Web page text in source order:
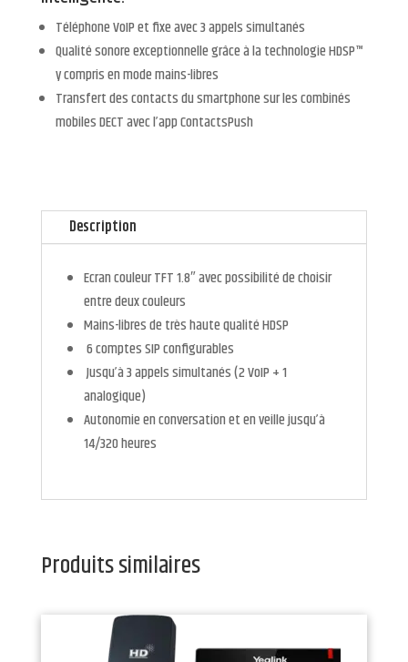
Téléphone VoIP et fixe avec 3 appels simultanés
Qualité sonore exceptionnelle grâce à la technologie HDSP™
y compris en mode mains-libres
Transfert des contacts du smartphone sur les combinés
mobiles DECT avec l’app ContactsPush
Description
Ecran couleur TFT 1.8″ avec possibilité de choisir
entre deux couleurs
Mains-libres de très haute qualité HDSP
6 comptes SIP configurables
Jusqu’à 3 appels simultanés (2 VoIP + 1
analogique)
Autonomie en conversation et en veille jusqu’à
14/320 heures
Produits similaires